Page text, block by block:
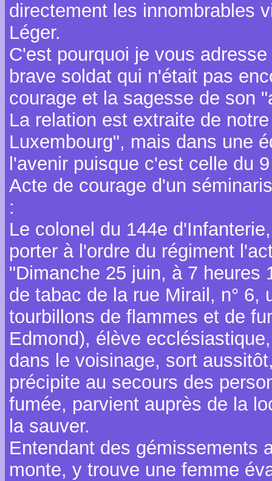
directement les innombrables
Léger.
C'est pourquoi je vous
brave soldat qui n'était pas
courage et la sagesse de son
La relation est extraite de
Luxembourg", mais dans une
l'avenir puisque c'est celle du
Acte de courage d'un
:
Le colonel du 144e
porter à l'ordre du régiment
"Dimanche 25 juin, à 7 heures
de tabac de la rue Mirail, n° 6,
tourbillons de flammes et de
Edmond), élève
dans le voisinage, sort
précipite au secours des
fumée, parvient auprès de la
la sauver.
Entendant des gémissements
monte, y trouve une femme